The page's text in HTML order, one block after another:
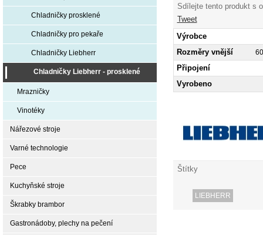
Sdílejte tento produkt s
Tweet
Výrobce
Rozměry vnější
Připojení
Vyrobeno
Štítky
LIEBHERR
Chladničky prosklené
Chladničky pro pekaře
Chladničky Liebherr
Chladničky Liebherr - prosklené
Mrazničky
Vinotéky
Nářezové stroje
Varné technologie
Pece
Kuchyňské stroje
Škrabky brambor
Gastronádoby, plechy na pečení